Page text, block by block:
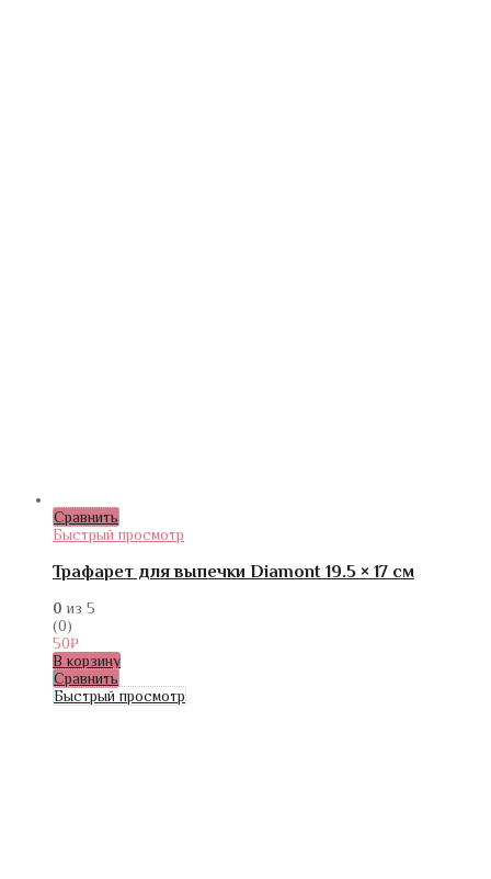
Сравнить
Быстрый просмотр
Трафарет для выпечки Diamont 19.5 × 17 см
0 из 5
(0)
50₽
В корзину
Сравнить
Быстрый просмотр